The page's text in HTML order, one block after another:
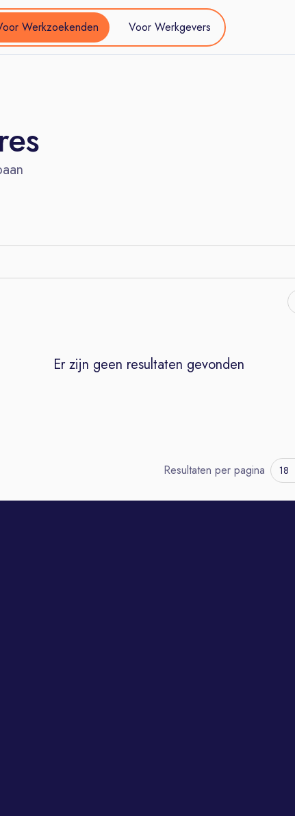
Werkzoekenden Voor Werkgevers
Er zijn geen resultaten gevonden
Resultaten per pagina 18